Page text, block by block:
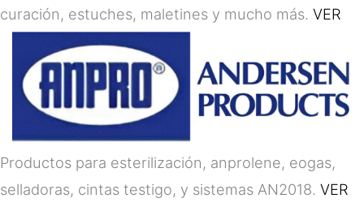
curación, estuches, maletines y mucho más. VER
Productos para esterilización, anprolene, eogas,
selladoras, cintas testigo, y sistemas AN2018. VER